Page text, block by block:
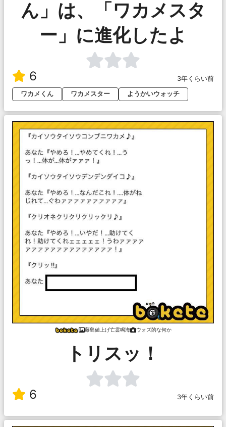
ん」は、「ワカメスタ
ー」に進化したよ
6
3年くらい前
ワカメくん
ワカメスター ようかいウォッチ
藤島値上げ亡霊鳴海 ウォズ的な何か
トリスッ！
6 3年くらい前